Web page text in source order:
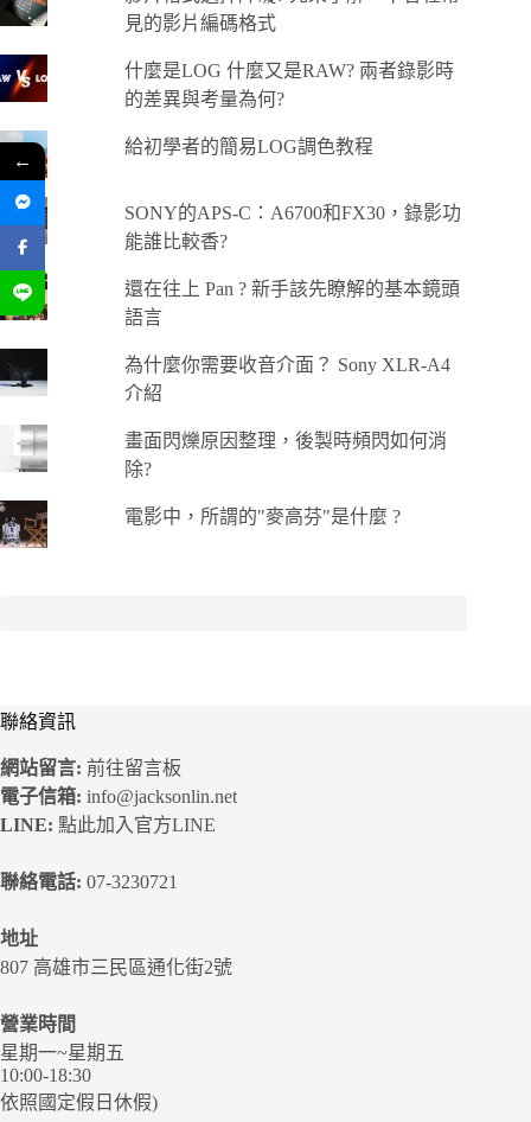
見的影片編碼格式
什麼是LOG 什麼又是RAW? 兩者錄影時
的差異與考量為何?
給初學者的簡易LOG調色教程
SONY的APS-C：A6700和FX30，錄影功
能誰比較香?
還在往上 Pan ? 新手該先瞭解的基本鏡頭
語言
為什麼你需要收音介面？ Sony XLR-A4
介紹
畫面閃爍原因整理，後製時頻閃如何消
除?
電影中，所謂的"麥高芬"是什麼 ?
聯絡資訊
網站留言: 前往留言板
電子信箱: info@jacksonlin.net
LINE: 點此加入官方LINE
聯絡電話: 07-3230721
地址
807 高雄市三民區通化街2號
營業時間
星期一~星期五
10:00-18:30
依照國定假日休假)
←